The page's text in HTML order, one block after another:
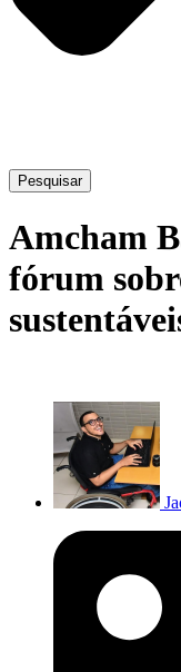
Pesquisar
Amcham
fórum